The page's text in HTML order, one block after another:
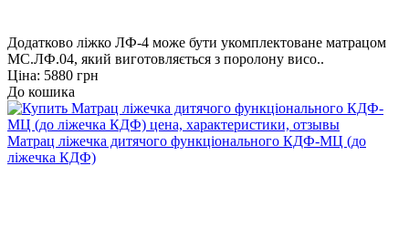
Додатково ліжко ЛФ-4 може бути укомплектоване матрацом
МС.ЛФ.04, який виготовляється з поролону висо..
Ціна: 5880 грн
До кошика
Матрац ліжечка дитячого функціонального КДФ-МЦ (до
ліжечка КДФ)